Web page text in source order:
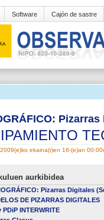
Software Cajón de sastre
ekaina(r)en 16-(e)an
aurkibidea
Pizarras Digitales
DE PIZARRAS DIGITALES
PDiP INTERWRITE